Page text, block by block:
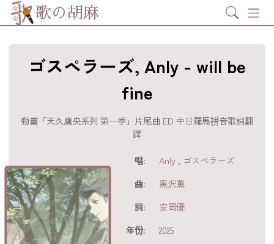
歌の胡麻 Search
ゴスペラーズ, Anly - will be
fine
動畫「天久鷹央系列 第一季」片尾曲 ED 中日羅馬拼音歌詞翻
譯
唱: Anly
ゴスペラーズ
曲:
黒沢薫
詞:
安岡優
年份:
2025